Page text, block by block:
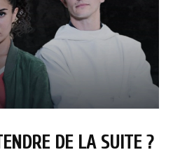
DE LA SUITE ?